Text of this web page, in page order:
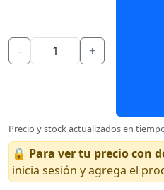
- +
Precio y stock actualizados en
🔒 Para ver tu precio con
inicia sesión y agrega el